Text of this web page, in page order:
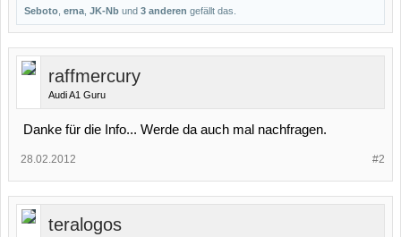
Seboto erna JK-Nb und 3 anderen gefällt das.
raffmercury
Audi A1 Guru
Danke für die Info... Werde da auch mal nachfragen.
#2
28.02.2012
teralogos